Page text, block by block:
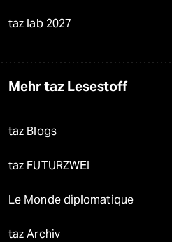
taz lab 2027
Mehr taz Lesestoff
taz Blogs
taz FUTURZWEI
Le Monde diplomatique
taz Archiv